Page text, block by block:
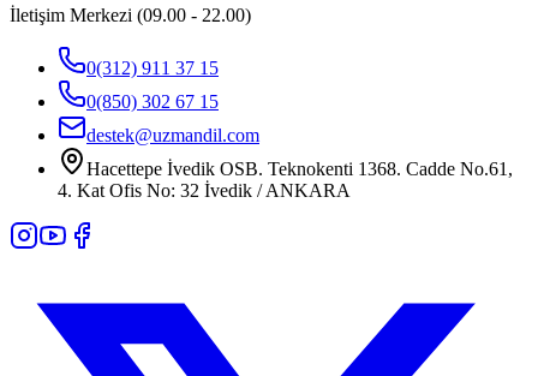
İletişim Merkezi (09.00 - 22.00)
0(312) 911 37 15
0(850) 302 67 15
destek@uzmandil.com
Hacettepe İvedik OSB. Teknokenti 1368. Cadde No.61,
4. Kat Ofis No: 32 İvedik / ANKARA